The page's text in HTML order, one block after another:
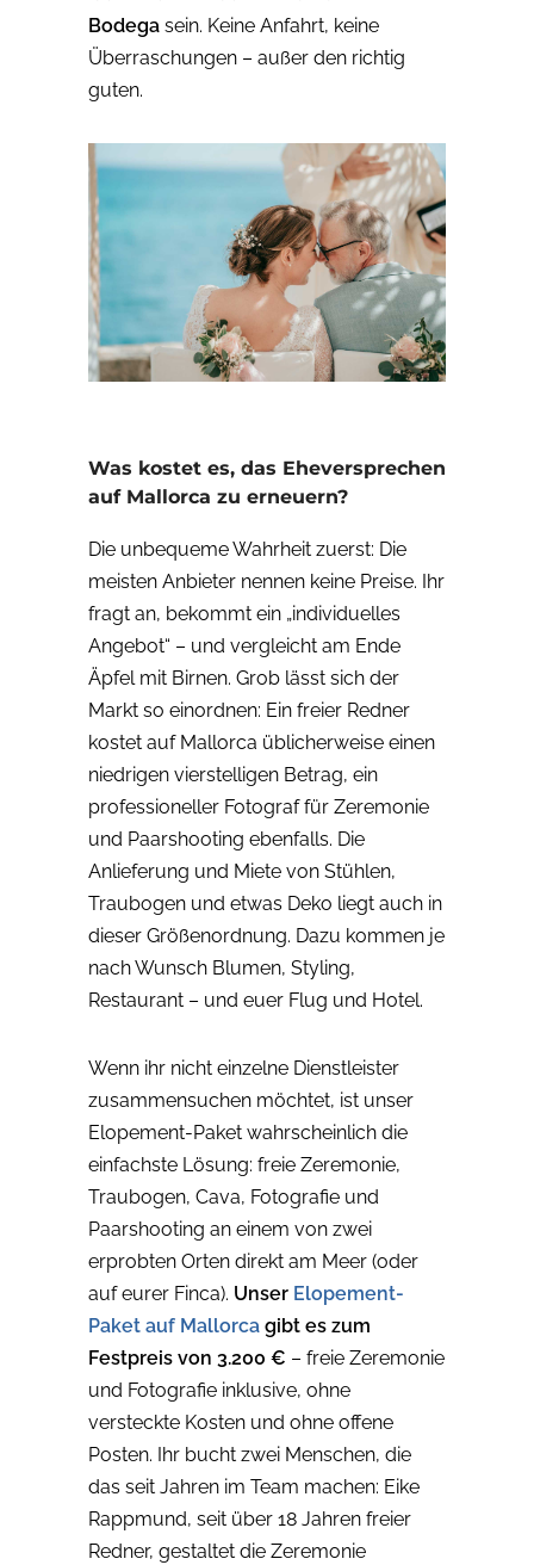
Bodega sein. Keine Anfahrt, keine
Überraschungen – außer den richtig
guten.
Was kostet es, das Eheversprechen
auf Mallorca zu erneuern?
Die unbequeme Wahrheit zuerst: Die
meisten Anbieter nennen keine Preise. Ihr
fragt an, bekommt ein „individuelles
Angebot“ – und vergleicht am Ende
Äpfel mit Birnen. Grob lässt sich der
Markt so einordnen: Ein freier Redner
kostet auf Mallorca üblicherweise einen
niedrigen vierstelligen Betrag, ein
professioneller Fotograf für Zeremonie
und Paarshooting ebenfalls. Die
Anlieferung und Miete von Stühlen,
Traubogen und etwas Deko liegt auch in
dieser Größenordnung. Dazu kommen je
nach Wunsch Blumen, Styling,
Restaurant – und euer Flug und Hotel.
Wenn ihr nicht einzelne Dienstleister
zusammensuchen möchtet, ist unser
Elopement-Paket wahrscheinlich die
einfachste Lösung: freie Zeremonie,
Traubogen, Cava, Fotografie und
Paarshooting an einem von zwei
erprobten Orten direkt am Meer (oder
auf eurer Finca). Unser Elopement-
Paket auf Mallorca gibt es zum
Festpreis von 3.200 € – freie Zeremonie
und Fotografie inklusive, ohne
versteckte Kosten und ohne offene
Posten. Ihr bucht zwei Menschen, die
das seit Jahren im Team machen: Eike
Rappmund, seit über 18 Jahren freier
Redner, gestaltet die Zeremonie